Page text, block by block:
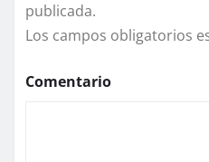
publicada.
Los campos obligatorios
Comentario